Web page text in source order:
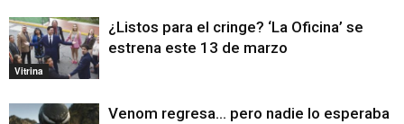
Vitrina
¿Listos para el cringe? ‘La Oficina’ se
estrena este 13 de marzo
Venom regresa… pero nadie lo esperaba